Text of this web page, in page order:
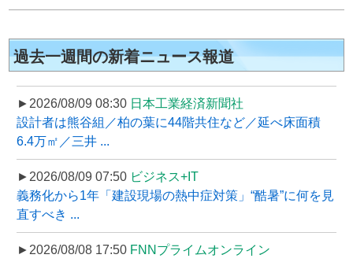
過去一週間の新着ニュース報道
►2026/08/09 08:30 日本工業経済新聞社
設計者は熊谷組／柏の葉に44階共住など／延べ床面積
6.4万㎡／三井 ...
►2026/08/09 07:50 ビジネス+IT
義務化から1年「建設現場の熱中症対策」“酷暑”に何を見
直すべき ...
►2026/08/08 17:50 FNNプライムオンライン